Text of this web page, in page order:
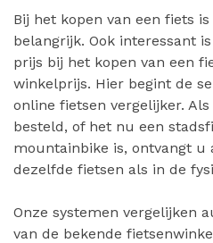
Bij het kopen van een fiets
belangrijk. Ook interessant
prijs bij het kopen van een
winkelprijs. Hier begint de
online fietsen vergelijker.
besteld, of het nu een
mountainbike is, ontvangt u
dezelfde fietsen als in de
Onze systemen vergelijken
van de bekende